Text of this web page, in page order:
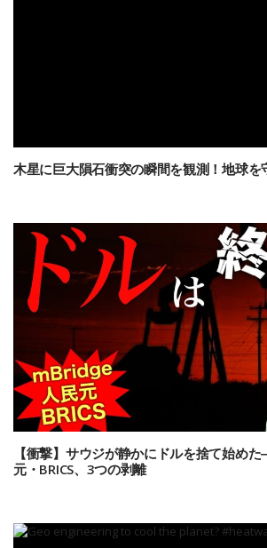
木星に巨大隕石衝突の瞬間を観測！地球を
【衝撃】サウジが静かにドルを捨て始
元・BRICS、3つの剥離